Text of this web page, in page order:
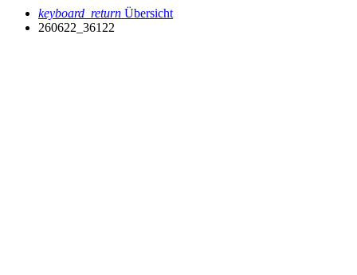
keyboard_return Übersicht
260622_36122